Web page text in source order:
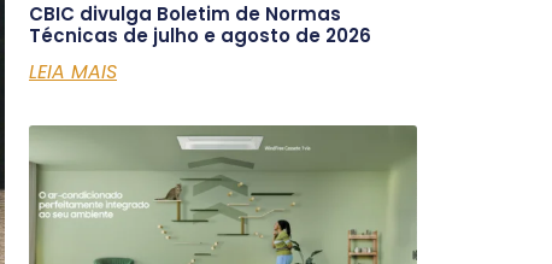
CBIC divulga Boletim de Normas
Técnicas de julho e agosto de 2026
LEIA MAIS